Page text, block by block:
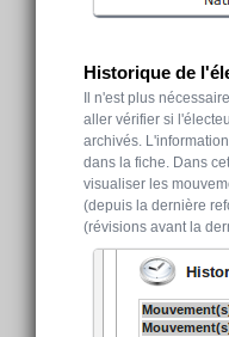
Historique de
Il n'est plus
aller vérifier si
archivés.
dans la fiche. Dans
visualiser les
(depuis la dernière
(révisions avant la